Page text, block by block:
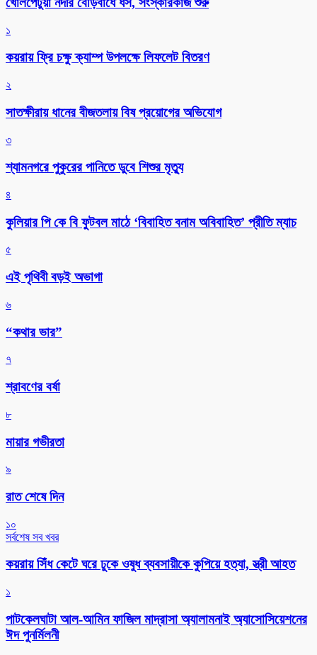
১
কয়রায় ফ্রি চক্ষু ক্যাম্প উপলক্ষে লিফলেট বিতরণ
২
সাতক্ষীরায় ধানের বীজতলায় বিষ প্রয়োগের অভিযোগ
৩
শ্যামনগরে পুকুরের পানিতে ডুবে শিশুর মৃত্যু
৪
কুলিয়ার পি কে বি ফুটবল মাঠে ‘বিবাহিত বনাম অবিবাহিত’ প্রীতি ম্যাচ
৫
এই পৃথিবী বড়ই অভাগা
৬
“কথার ভার”
৭
শ্রাবণের বর্ষা
৮
মায়ার গভীরতা
৯
রাত শেষে দিন
১০
সর্বশেষ সব খবর
কয়রায় সিঁধ কেটে ঘরে ঢুকে ওষুধ ব্যবসায়ীকে কুপিয়ে হত্যা, স্ত্রী আহত
১
পাটকেলঘাটা আল-আমিন ফাজিল মাদ্রাসা অ্যালামনাই অ্যাসোসিয়েশনের
ঈদ পুনর্মিলনী